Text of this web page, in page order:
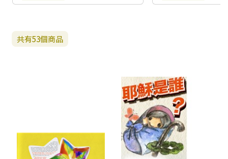
共有53個商品